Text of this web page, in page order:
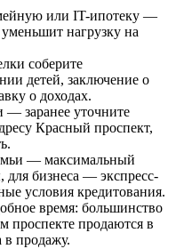
или IT-ипотеку —
нагрузку на
соберите
детей, заключение о
о доходах.
— заранее уточните
Красный проспект,
— максимальный
для бизнеса — экспресс-
условия кредитования.
время: большинство
проспекте продаются в
в продажу.